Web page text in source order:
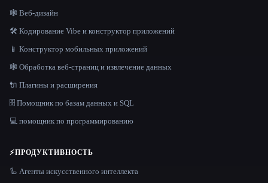
🕸 Веб-дизайн
🛠️ Кодирование Vibe и конструктор приложений
📱 Конструктор мобильных приложений
🕸️ Обработка веб-страниц и извлечение данных
🔌 Плагины и расширения
🗄️ Помощник по базам данных и SQL
💻 помощник по программированию
⚡ПРОДУКТИВНОСТЬ
🦾 Агенты искусственного интеллекта